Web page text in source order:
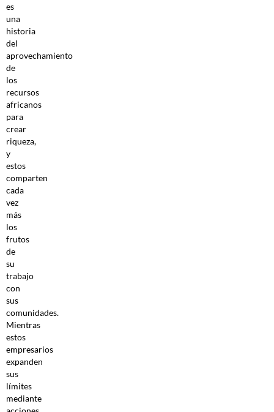
es
una
historia
del
aprovechamiento
de
los
recursos
africanos
para
crear
riqueza,
y
estos
comparten
cada
vez
más
los
frutos
de
su
trabajo
con
sus
comunidades.
Mientras
estos
empresarios
expanden
sus
límites
mediante